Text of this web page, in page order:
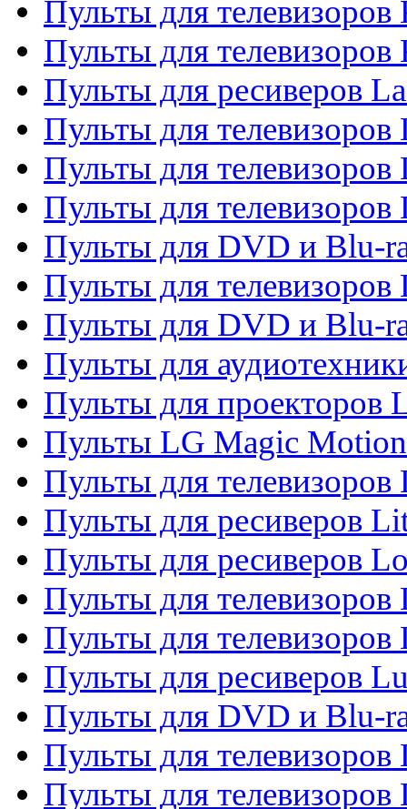
Пульты для
Пульты для
Пульты для ресиверов
Пульты для телевизоров
Пульты для телевизоров
Пульты для телевизоров
Пульты для DVD и Blu-
Пульты для телевизоров
Пульты для DVD и Blu-
Пульты для
Пульты для проекторов
Пульты LG Magic Motion
Пульты для
Пульты для ресиверов
Пульты для ресиверов
Пульты для телевизоров
Пульты для
Пульты для ресиверов
Пульты для DVD и Blu-
Пульты для телевизоров
Пульты для телевизоров